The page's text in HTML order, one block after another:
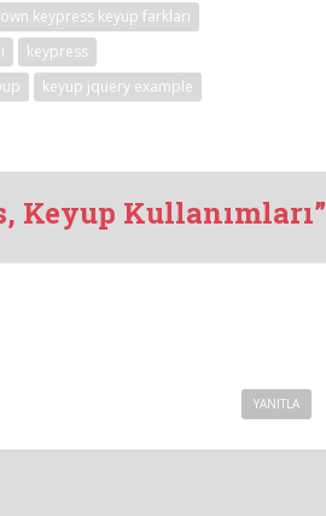
keypress keyup farkları
keypress
keyup jquery example
Keyup Kullanımları”
YANITLA